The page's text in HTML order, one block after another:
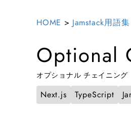
HOME > Jamstack用語集
Optional
オプショナル チェイニング
Next.js TypeScript